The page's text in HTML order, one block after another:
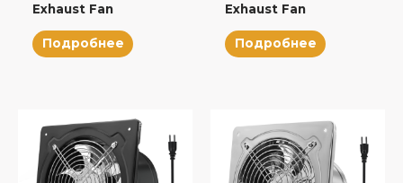
Exhaust Fan
Подробнее
Exhaust Fan
Подробнее